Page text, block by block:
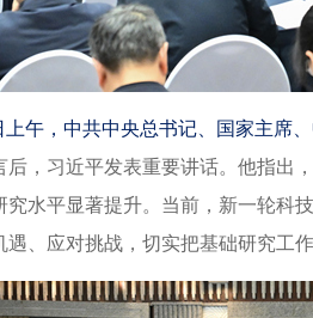
上午，中共中央总书记、国家主席
习近平发表重要讲话。他指出，
究水平显著提升。当前，新一轮科
遇、应对挑战，切实把基础研究工